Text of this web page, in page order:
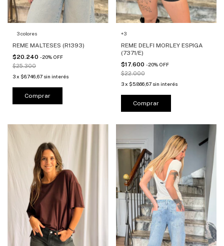
3 colores
REME MALTESES (R1393)
$20.240 -20% OFF
$25.300
3x $6.746,67 sin interés
Comprar
+3
REME DELFI MORLEY ESPIGA
(7371/E)
$17.600 -20% OFF
$22.000
3 x $5.866,67 sin interés
Comprar